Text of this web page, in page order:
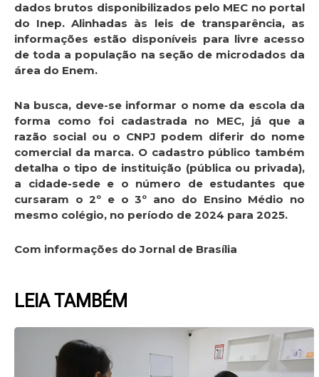
dados brutos disponibilizados pelo MEC no portal
do Inep. Alinhadas às leis de transparência, as
informações estão disponíveis para livre acesso
de toda a população na seção de microdados da
área do Enem.
Na busca, deve-se informar o nome da escola da
forma como foi cadastrada no MEC, já que a
razão social ou o CNPJ podem diferir do nome
comercial da marca. O cadastro público também
detalha o tipo de instituição (pública ou privada),
a cidade-sede e o número de estudantes que
cursaram o 2º e o 3º ano do Ensino Médio no
mesmo colégio, no período de 2024 para 2025.
Com informações do Jornal de Brasília
LEIA TAMBÉM
Page